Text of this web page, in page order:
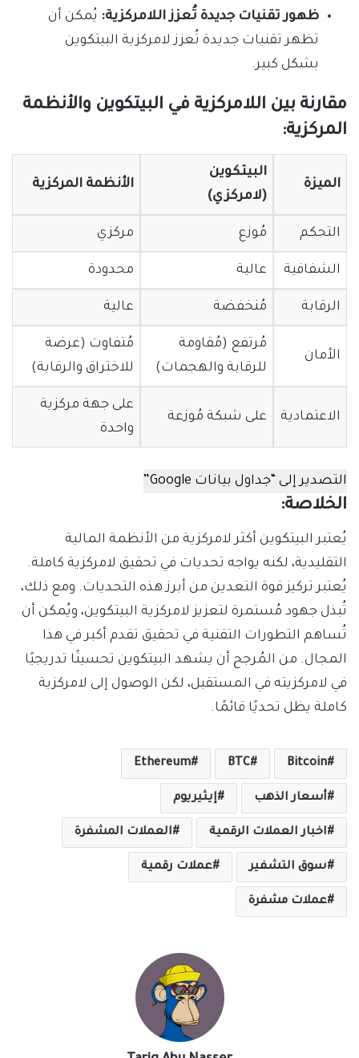
ظهور تقنيات جديدة تُعزز اللامركزية: يُمكن أن
تظهر تقنيات جديدة تُعزز لامركزية البيتكوين
بشكل كبير.
مقارنة بين اللامركزية في البيتكوين والأنظمة
المركزية:
الميزة
البيتكوين
(لامركزي)
الأنظمة المركزية
التحكم مُوزع مركزي
الشفافية عالية محدودة
الرقابة مُنخفضة عالية
الأمان
مُرتفع (مُقاومة
للرقابة والهجمات)
مُتفاوت (عرضة
للاختراق والرقابة)
الاعتمادية على شبكة مُوزعة
على جهة مركزية
واحدة
التصدير إلى “جداول بيانات Google”
الخلاصة:
يُعتبر البيتكوين أكثر لامركزية من الأنظمة المالية
التقليدية، لكنه يواجه تحديات في تحقيق لامركزية كاملة.
يُعتبر تركيز قوة التعدين من أبرز هذه التحديات. ومع ذلك،
تُبذل جهود مُستمرة لتعزيز لامركزية البيتكوين، ويُمكن أن
تُساهم التطورات التقنية في تحقيق تقدم أكبر في هذا
المجال. من المُرجح أن يشهد البيتكوين تحسينًا تدريجيًا
في لامركزيته في المستقبل، لكن الوصول إلى لامركزية
كاملة يظل تحديًا قائمًا.
Bitcoin
BTC
Ethereum
أسعار الذهب إيثيريوم
اخبار العملات الرقمية العملات المشفرة
سوق التشفير عملات رقمية
عملات مشفرة